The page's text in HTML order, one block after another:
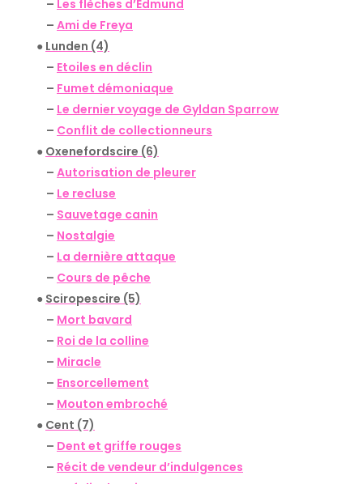
– Les flèches d’Edmund
– Ami de Freya
● Lunden (4)
– Etoiles en déclin
– Fumet démoniaque
– Le dernier voyage de Gyldan Sparrow
– Conflit de collectionneurs
● Oxenefordscire (6)
– Autorisation de pleurer
– Le recluse
– Sauvetage canin
– Nostalgie
– La dernière attaque
– Cours de pêche
● Sciropescire (5)
– Mort bavard
– Roi de la colline
– Miracle
– Ensorcellement
– Mouton embroché
● Cent (7)
– Dent et griffe rouges
– Récit de vendeur d’indulgences